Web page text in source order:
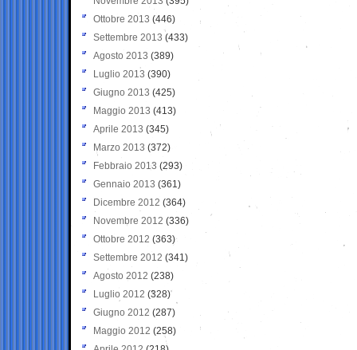
Ottobre 2013 (446)
Settembre 2013 (433)
Agosto 2013 (389)
Luglio 2013 (390)
Giugno 2013 (425)
Maggio 2013 (413)
Aprile 2013 (345)
Marzo 2013 (372)
Febbraio 2013 (293)
Gennaio 2013 (361)
Dicembre 2012 (364)
Novembre 2012 (336)
Ottobre 2012 (363)
Settembre 2012 (341)
Agosto 2012 (238)
Luglio 2012 (328)
Giugno 2012 (287)
Maggio 2012 (258)